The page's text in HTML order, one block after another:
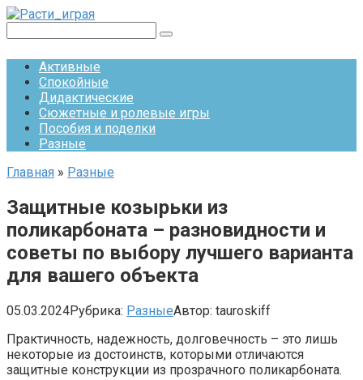
Перейти
контенту
Активные
Спокойные
Дидактические
Сюжетные и ролевые игры
Пособия и поделки
Разные
Главная » Разные
Защитные козырьки из
поликарбоната – разновидности и
советы по выбору лучшего варианта
для вашего объекта
05.03.2024Рубрика: РазныеАвтор: tauroskiff
Практичность, надежность, долговечность – это лишь
некоторые из достоинств, которыми отличаются
защитные конструкции из прозрачного поликарбоната.